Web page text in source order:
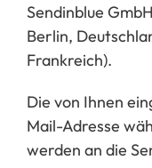
Sendinblue
Berlin,
Frankreich).
Die von Ihnen
Mail-Adresse
werden an die